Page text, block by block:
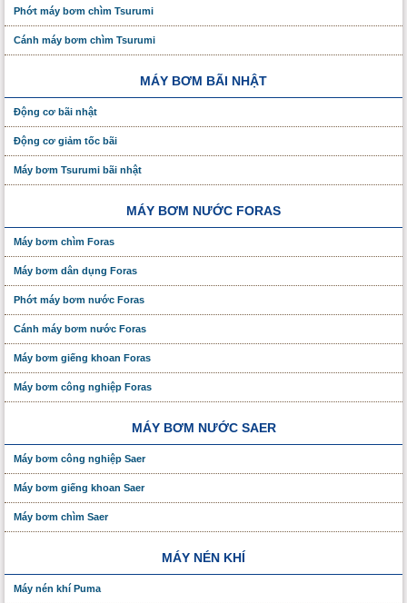
Phớt máy bơm chìm Tsurumi
Cánh máy bơm chìm Tsurumi
MÁY BƠM BÃI NHẬT
Động cơ bãi nhật
Động cơ giảm tốc bãi
Máy bơm Tsurumi bãi nhật
MÁY BƠM NƯỚC FORAS
Máy bơm chìm Foras
Máy bơm dân dụng Foras
Phớt máy bơm nước Foras
Cánh máy bơm nước Foras
Máy bơm giếng khoan Foras
Máy bơm công nghiệp Foras
MÁY BƠM NƯỚC SAER
Máy bơm công nghiệp Saer
Máy bơm giếng khoan Saer
Máy bơm chìm Saer
MÁY NÉN KHÍ
Máy nén khí Puma